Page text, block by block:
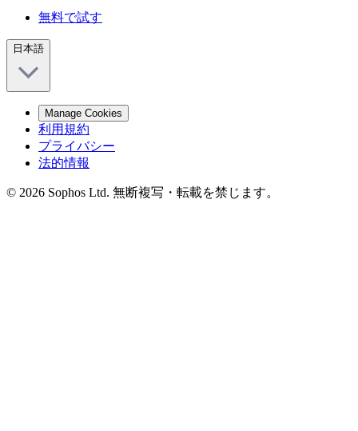
無料で試す
日本語
Manage Cookies
利用規約
プライバシー
法的情報
© 2026 Sophos Ltd. 無断複写・転載を禁じます。